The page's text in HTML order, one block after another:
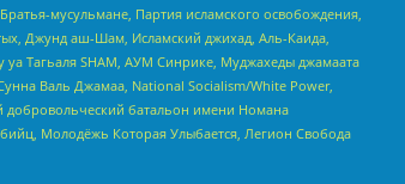
мусульмане, Партия исламского освобождения,
Джунд аш-Шам, Исламский джихад, Аль-Каида,
Тагьаля SHAM, АУМ Синрике, Муджахеды джамаата
Валь Джамаа, National Socialism/White Power,
добровольческий батальон имени Номана
Молодёжь Которая Улыбается, Легион Свобода